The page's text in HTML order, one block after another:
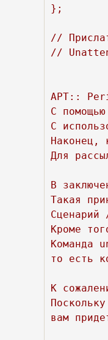
};
//
//
APT::
С
С
Наконец,
Для
В
Такая
Кроме
Команда
то есть
К
вам